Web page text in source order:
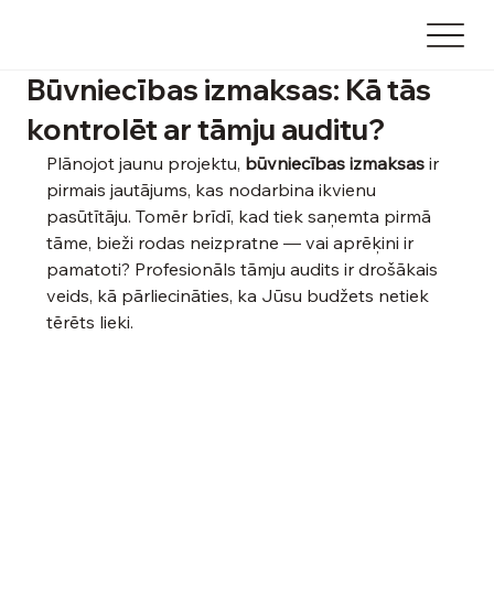
Būvniecības izmaksas: Kā tās
kontrolēt ar tāmju auditu?
Plānojot jaunu projektu, būvniecības izmaksas ir
pirmais jautājums, kas nodarbina ikvienu
pasūtītāju. Tomēr brīdī, kad tiek saņemta pirmā
tāme, bieži rodas neizpratne — vai aprēķini ir
pamatoti? Profesionāls tāmju audits ir drošākais
veids, kā pārliecināties, ka Jūsu budžets netiek
tērēts lieki.